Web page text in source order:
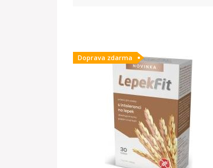
Detail produktu
Doprava zdarma